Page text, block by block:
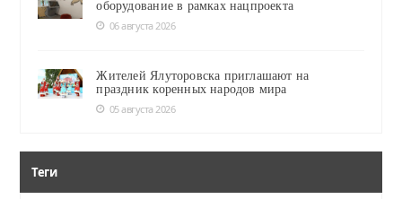
оборудование в рамках нацпроекта
06 августа 2026
Жителей Ялуторовска приглашают на
праздник коренных народов мира
05 августа 2026
Теги